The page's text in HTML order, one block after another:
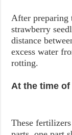
After preparing
strawberry
distance
excess water
rotting.
At the time
These